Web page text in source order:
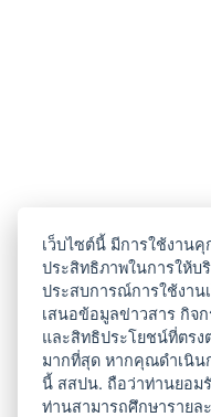
เว็บไซต์นี้ มีการใช้งานคุ
ประสิทธิภาพในการให้บ
ประสบการณ์การใช้งาน
เสนอข้อมูลข่าวสาร กิจ
และสิทธิประโยชน์ที่ตร
มากที่สุด หากคุณดำเนิน
นี้ สสปน. ถือว่าท่านยอม
ท่านสามารถศึกษารายล